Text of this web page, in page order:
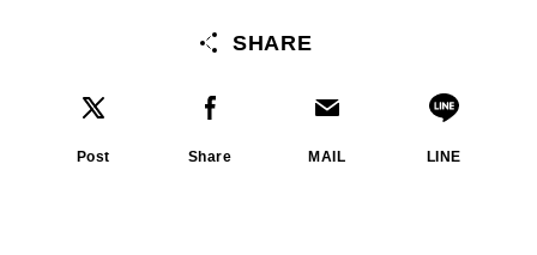
SHARE
Post Share MAIL LINE